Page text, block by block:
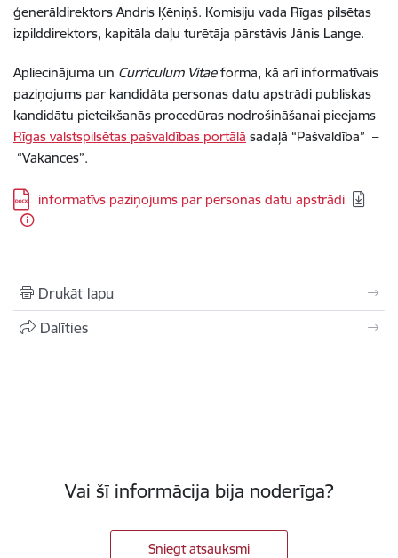
ģenerāldirektors Andris Ķēniņš. Komisiju vada Rīgas pilsētas
izpilddirektors, kapitāla daļu turētāja pārstāvis Jānis Lange.
Apliecinājuma un Curriculum Vitaeforma, kā arī informatīvais
paziņojums par kandidāta personas datu apstrādi publiskas
kandidātu pieteikšanās procedūras nodrošināšanai pieejams
Rīgas valstspilsētas pašvaldības portālā sadaļā “Pašvaldība” –
“Vakances”.
Lejupielādēt:
informatīvs paziņojums par personas datu apstrādi
Drukāt lapu
Dalīties
Vai šī informācija bija noderīga?
Sniegt atsauksmi